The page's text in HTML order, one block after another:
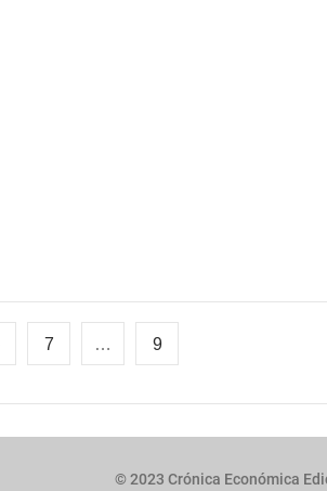
7 … 9
© 2023 Crónica Económica